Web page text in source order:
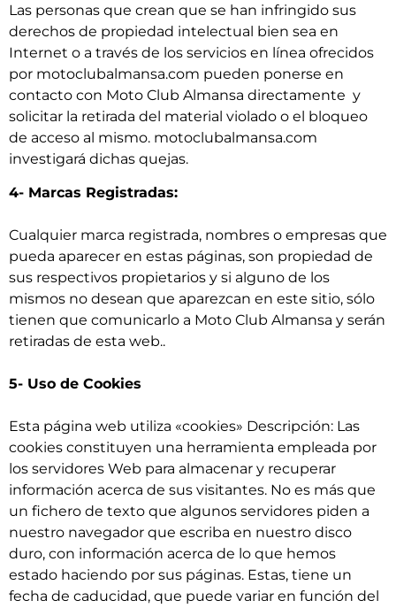
Las personas que crean que se han infringido sus
derechos de propiedad intelectual bien sea en
Internet o a través de los servicios en línea ofrecidos
por motoclubalmansa.com pueden ponerse en
contacto con Moto Club Almansa directamente y
solicitar la retirada del material violado o el bloqueo
de acceso al mismo. motoclubalmansa.com
investigará dichas quejas.
4- Marcas Registradas:
Cualquier marca registrada, nombres o empresas que
pueda aparecer en estas páginas, son propiedad de
sus respectivos propietarios y si alguno de los
mismos no desean que aparezcan en este sitio, sólo
tienen que comunicarlo a Moto Club Almansa y serán
retiradas de esta web..
5- Uso de Cookies
Esta página web utiliza «cookies» Descripción: Las
cookies constituyen una herramienta empleada por
los servidores Web para almacenar y recuperar
información acerca de sus visitantes. No es más que
un fichero de texto que algunos servidores piden a
nuestro navegador que escriba en nuestro disco
duro, con información acerca de lo que hemos
estado haciendo por sus páginas. Estas, tiene un
fecha de caducidad, que puede variar en función del